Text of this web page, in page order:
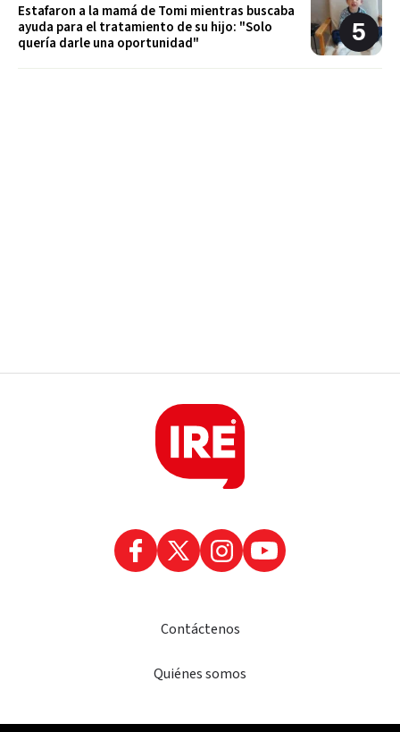
Estafaron a la mamá de Tomi mientras buscaba
ayuda para el tratamiento de su hijo: "Solo
quería darle una oportunidad"
Contáctenos
Quiénes somos